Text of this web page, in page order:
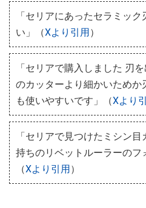
「セリアにあったセラミッ
い」（Xより引用）
「セリアで購入しました 刃
のカッターより細かいためか
も使いやすいです」（Xより
「セリアで見つけたミシン
持ちのリベットルーラーのフ
（Xより引用）